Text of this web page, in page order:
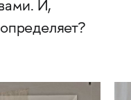
И,